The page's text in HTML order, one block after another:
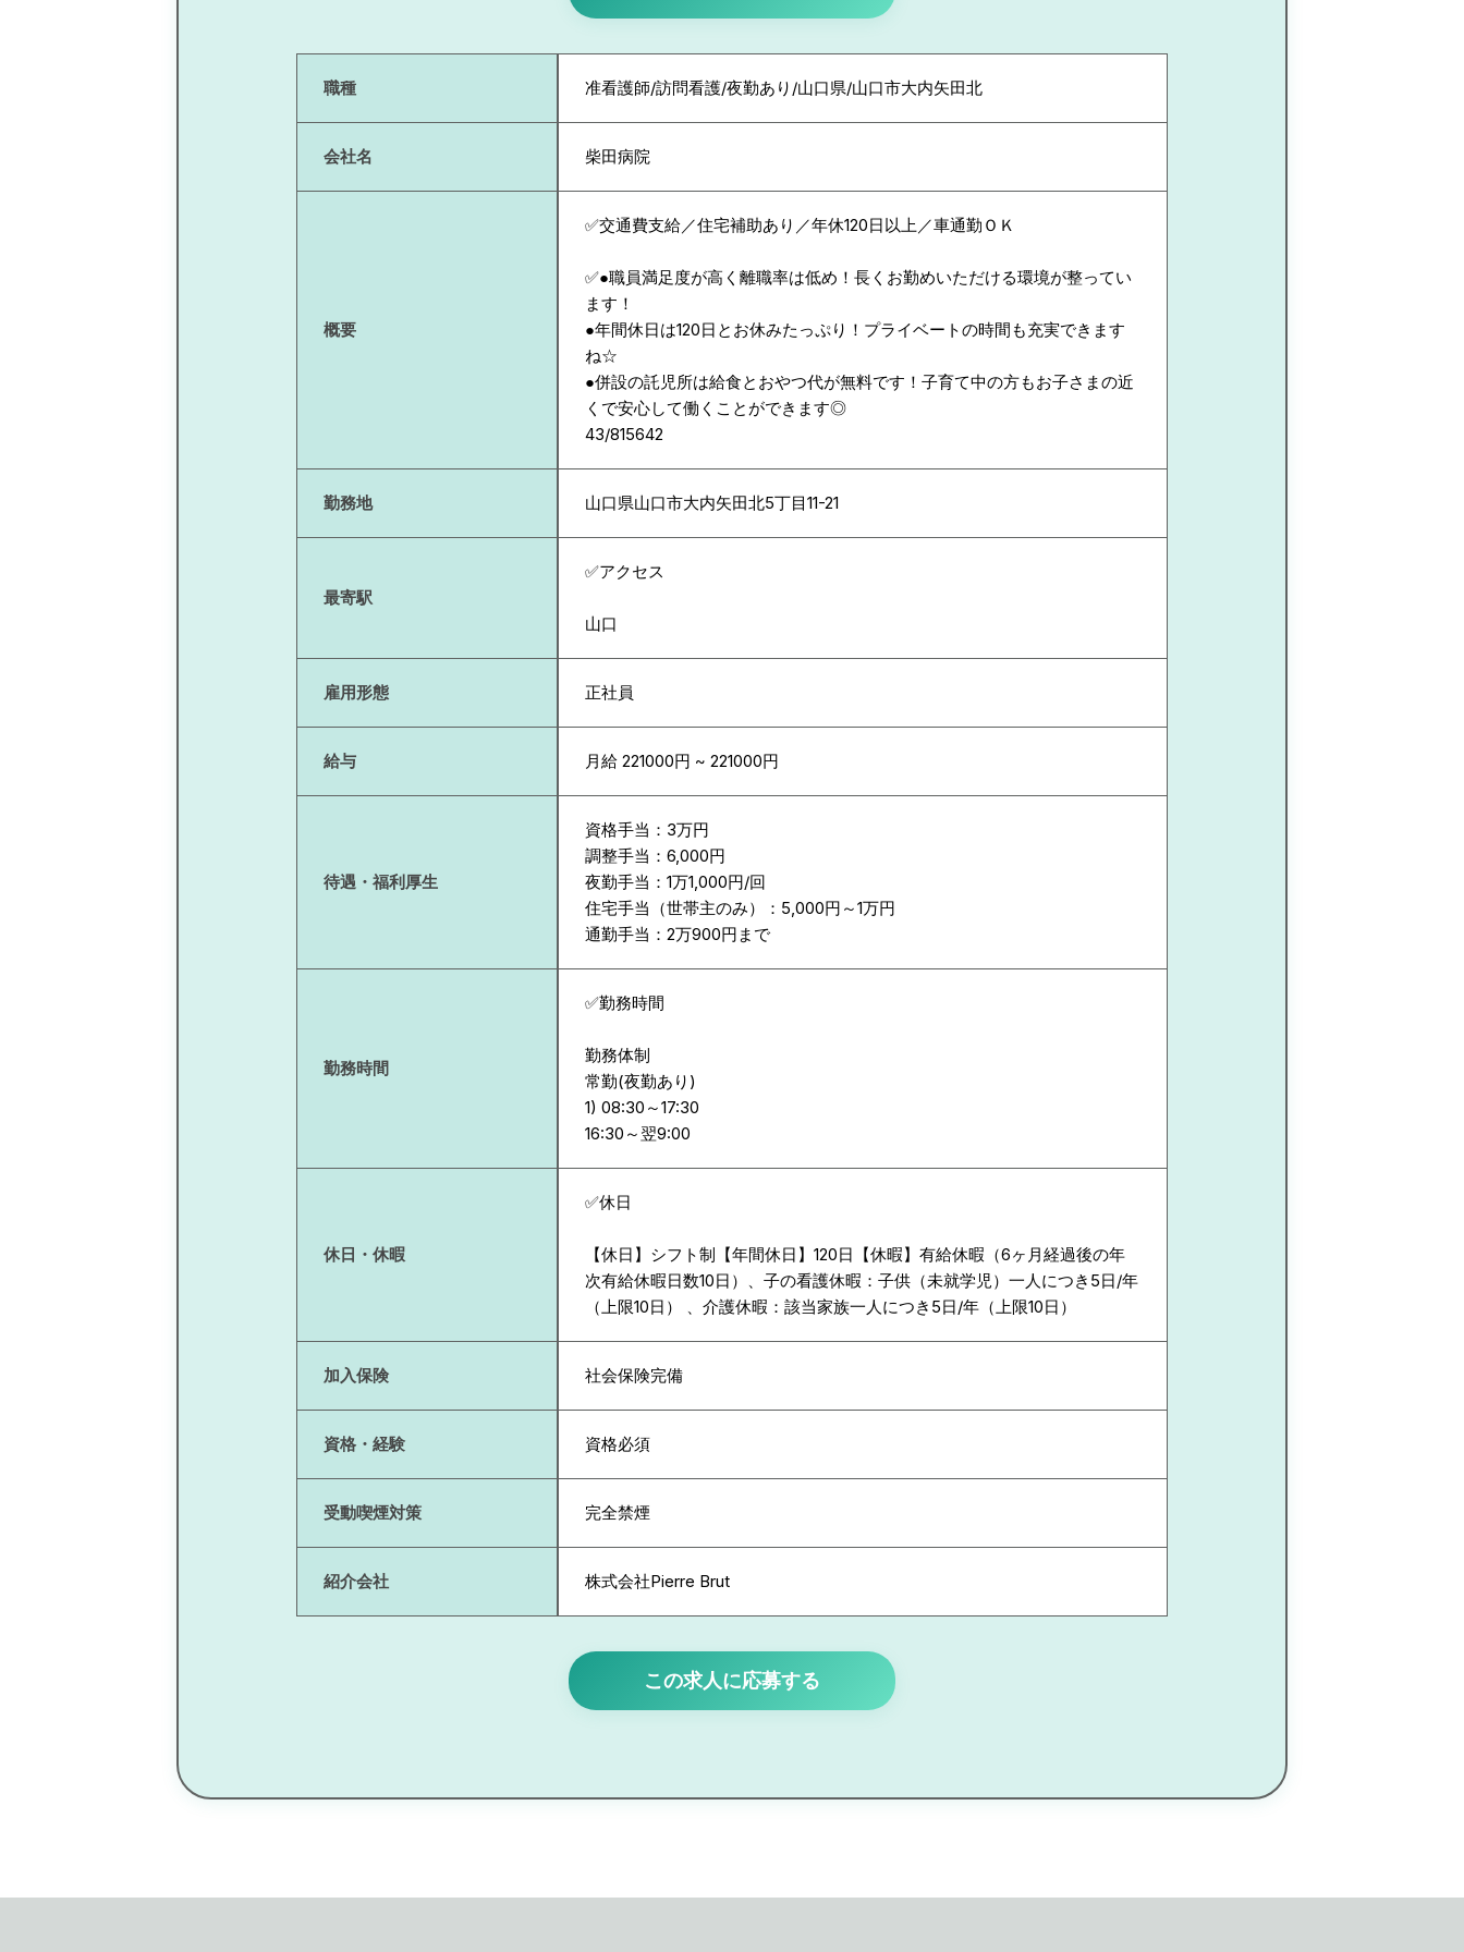
職種 准看護師/訪問看護/夜勤あり/山口県/山口市大内矢田北
会社名 柴田病院
概要
✅交通費支給／住宅補助あり／年休120日以上／車通勤ＯＫ
✅●職員満足度が高く離職率は低め！長くお勤めいただける環境が整ってい
ます！
●年間休日は120日とお休みたっぷり！プライベートの時間も充実できます
ね☆
●併設の託児所は給食とおやつ代が無料です！子育て中の方もお子さまの近
くで安心して働くことができます◎
43/815642
勤務地 山口県山口市大内矢田北5丁目11-21
最寄駅
✅アクセス
山口
雇用形態 正社員
給与 月給 221000円 ~ 221000円
待遇・福利厚生
資格手当：3万円
調整手当：6,000円
夜勤手当：1万1,000円/回
住宅手当（世帯主のみ）：5,000円～1万円
通勤手当：2万900円まで
勤務時間
✅勤務時間
勤務体制
常勤(夜勤あり)
1) 08:30～17:30
休日・休暇
✅休日
【休日】シフト制【年間休日】120日【休暇】有給休暇（6ヶ月経過後の年
次有給休暇日数10日）、子の看護休暇：子供（未就学児）一人につき5日/年
（上限10日） 、介護休暇：該当家族一人につき5日/年（上限10日）
加入保険 社会保険完備
資格・経験 資格必須
受動喫煙対策 完全禁煙
紹介会社 株式会社Pierre Brut
この求人に応募する